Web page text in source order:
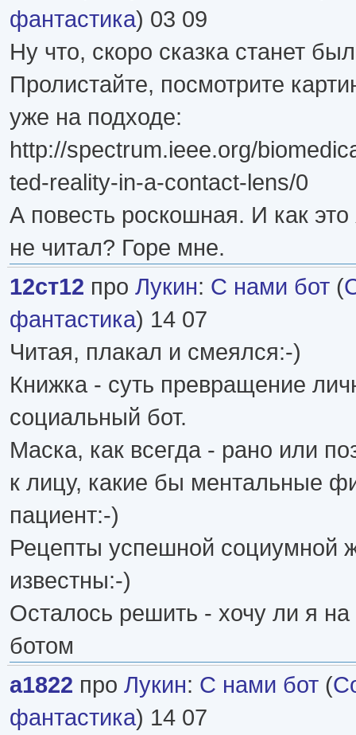
фантастика) 03 09
Ну что, скоро сказка станет
Пролистайте, посмотрите
уже на подходе:
http://spectrum.ieee.org/
ted-reality-in-a-contact-lens/0
А повесть роскошная. И как
не читал? Горе мне.
12ст12 про Лукин: С нами бот (
фантастика) 14 07
Читая, плакал и смеялся:-)
Книжка - суть превращение
социальный бот.
Маска, как всегда - рано или
к лицу, какие бы ментальные
пациент:-)
Рецепты успешной социумной
известны:-)
Осталось решить - хочу ли я на
ботом
a1822 про Лукин: С нами бот (
фантастика) 14 07